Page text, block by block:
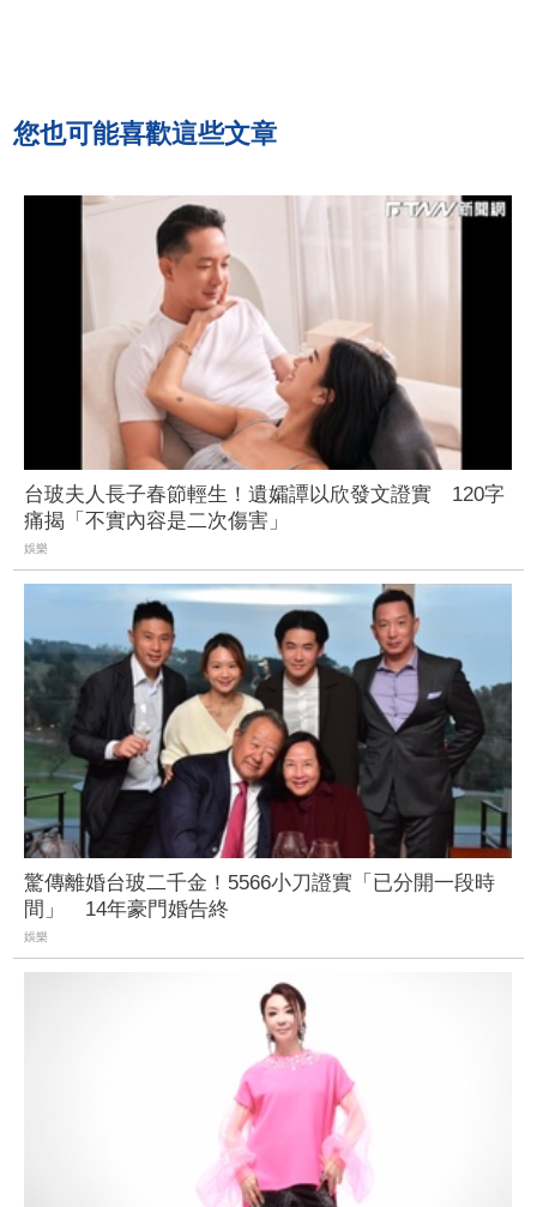
您也可能喜歡這些文章
台玻夫人長子春節輕生！遺孀譚以欣發文證實 120字
痛揭「不實內容是二次傷害」
娛樂
驚傳離婚台玻二千金！5566小刀證實「已分開一段時
間」 14年豪門婚告終
娛樂